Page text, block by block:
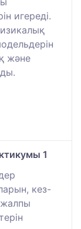
игереді.
және
1
кез-
жалпы